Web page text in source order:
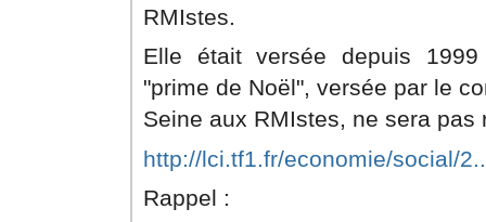
RMIstes.
Elle était versée depuis
"prime de Noël", versée par le
Seine aux RMIstes, ne sera
http://lci.tf1.fr/economie/social/
Rappel :